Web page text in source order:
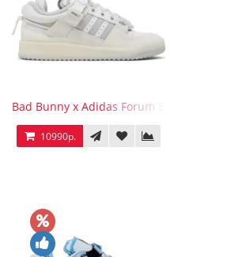
Bad Bunny x Adidas Forum Buckle Low Last
10990р.